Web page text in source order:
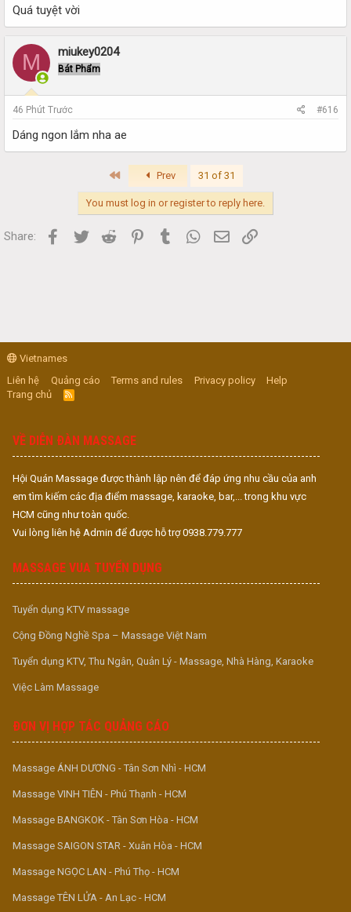
Quá tuyệt vời
M miukey0204
Bát Phẩm
46 Phút Trước #616
Dáng ngon lắm nha ae
Prev 31 of 31
You must log in or register to reply here.
Share: Facebook
Twitter Reddit PinterestTumblr WhatsApp
Email
Vietnames
Liên hệ
Quảng cáo Terms and rules Privacy policy
Help
Trang chủ
R
S
VỀ DIỄN ĐÀN MASSAGE
Hội Quán Massage được thành lập nên để đáp ứng nhu cầu của anh
em tìm kiếm các địa điểm massage, karaoke, bar,... trong khu vực
HCM cũng như toàn quốc.
Vui lòng liên hệ Admin để được hỗ trợ 0938.779.777
MASSAGE VUA TUYỂN DỤNG
Tuyển dụng KTV massage
Cộng Đồng Nghề Spa – Massage Việt Nam
Tuyển dụng KTV, Thu Ngân, Quản Lý - Massage, Nhà Hàng, Karaoke
Việc Làm Massage
ĐƠN VỊ HỢP TÁC QUẢNG CÁO
Massage ÁNH DƯƠNG - Tân Sơn Nhì - HCM
Massage VINH TIÊN - Phú Thạnh - HCM
Massage BANGKOK - Tân Sơn Hòa - HCM
Massage SAIGON STAR - Xuân Hòa - HCM
Massage NGỌC LAN - Phú Thọ - HCM
Massage TÊN LỬA - An Lạc - HCM